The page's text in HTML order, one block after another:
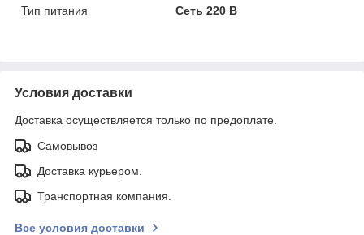
Тип питания
Сеть 220 В
Условия доставки
Доставка осуществляется только по предоплате.
Самовывоз
Доставка курьером.
Транспортная компания.
Все условия доставки